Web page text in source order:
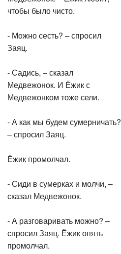
чтобы было чисто.
- Можно сесть? – спросил
Заяц.
- Садись, – сказал
Медвежонок. И Ёжик с
Медвежонком тоже сели.
- А как мы будем сумерничать?
– спросил Заяц.
Ёжик промолчал.
- Сиди в сумерках и молчи, –
сказал Медвежонок.
- А разговаривать можно? –
спросил Заяц. Ёжик опять
промолчал.